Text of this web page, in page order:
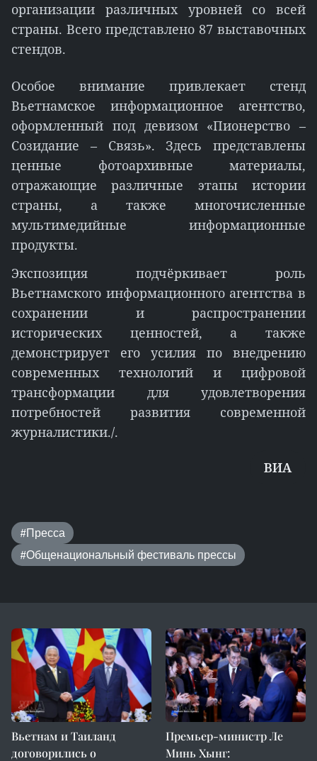
организации различных уровней со всей
страны. Всего представлено 87 выставочных
стендов.
Особое внимание привлекает стенд
Вьетнамское информационное агентство,
оформленный под девизом «Пионерство –
Созидание – Связь». Здесь представлены
ценные фотоархивные материалы,
отражающие различные этапы истории
страны, а также многочисленные
мультимедийные информационные
продукты.
Экспозиция подчёркивает роль
Вьетнамского информационного агентства в
сохранении и распространении
исторических ценностей, а также
демонстрирует его усилия по внедрению
современных технологий и цифровой
трансформации для удовлетворения
потребностей развития современной
журналистики./.
ВИA
#Пресса
#Общенациональный фестиваль прессы
Вьетнам и Таиланд
договорились о
Премьер-министр Ле
Минь Хынг: